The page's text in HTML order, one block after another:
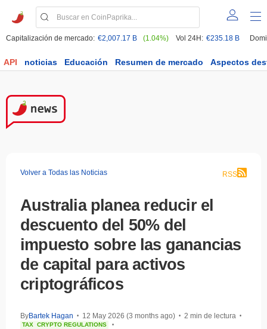
Capitalización de mercado: €2,007.17 B (1.04%) Vol 24H: €235.18 B
API noticias Educación Resumen de mercado Aspectos
Volver a Todas las Noticias RSS
Australia planea reducir el
descuento del 50% del
impuesto sobre las ganancias
de capital para activos
criptográficos
ByBartek Hagan • 12 May 2026 (3 months ago) • 2 min de lectura •
TAX CRYPTO REGULATIONS •